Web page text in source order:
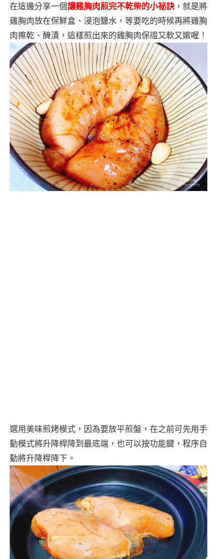
在這邊分享一個讓雞胸肉煎完不乾柴的小祕訣 ，就是將
雞胸肉放在保鮮盒、浸泡鹽水，等要吃的時候再將雞胸
肉擦乾、醃漬，這樣煎出來的雞胸肉保證又軟又嫰喔！
選用美味煎烤模式，因為要放平煎盤，在之前可先用手
動模式將升降桿降到最底端，也可以按功能鍵，程序自
動將升降桿降下。